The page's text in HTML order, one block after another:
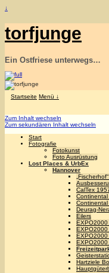
↓
torfjunge
Ein Ostfriese unterwegs…
Startseite Menü ↓
Zum Inhalt wechseln
Zum sekundären Inhalt wechseln
Start
Fotografie
Fotokunst
Foto Ausrüstung
Lost Places & UrbEx
Hannover
CalTex
Continental
Continental
Deurag-
Eilers
EXPO2000
EXPO2000
EXPO2000
EXPO2000
Hartziele